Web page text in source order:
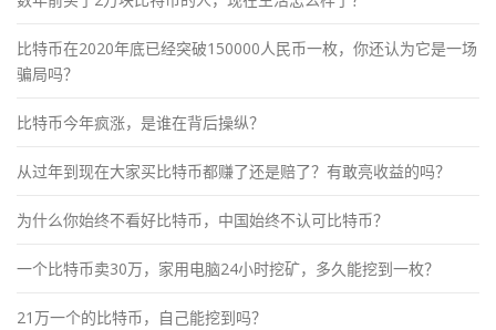
比特币在2020年底已经突破150000人民币一枚，你还认为它是一场
骗局吗？
比特币今年疯涨，是谁在背后操纵？
从过年到现在大家买比特币都赚了还是赔了？有敢亮收益的吗？
为什么你始终不看好比特币，中国始终不认可比特币？
一个比特币卖30万，家用电脑24小时挖矿，多久能挖到一枚？
21万一个的比特币，自己能挖到吗？